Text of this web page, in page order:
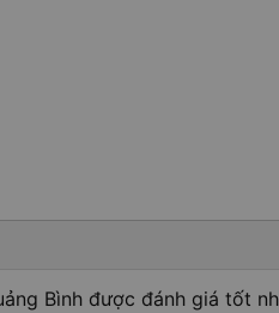
Bình được đánh giá tốt